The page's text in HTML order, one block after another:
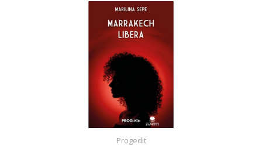
Progedit